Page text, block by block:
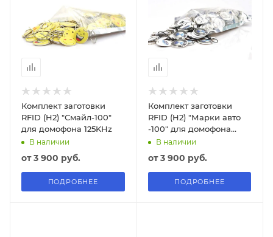
Комплект заготовки
RFID (H2) "Смайл-100"
для домофона 125KHz
В наличии
от3 900 руб.
ПОДРОБНЕЕ
Комплект заготовки
RFID (H2) "Марки авто
-100" для домофона
125KHz
В наличии
от3 900 руб.
ПОДРОБНЕЕ